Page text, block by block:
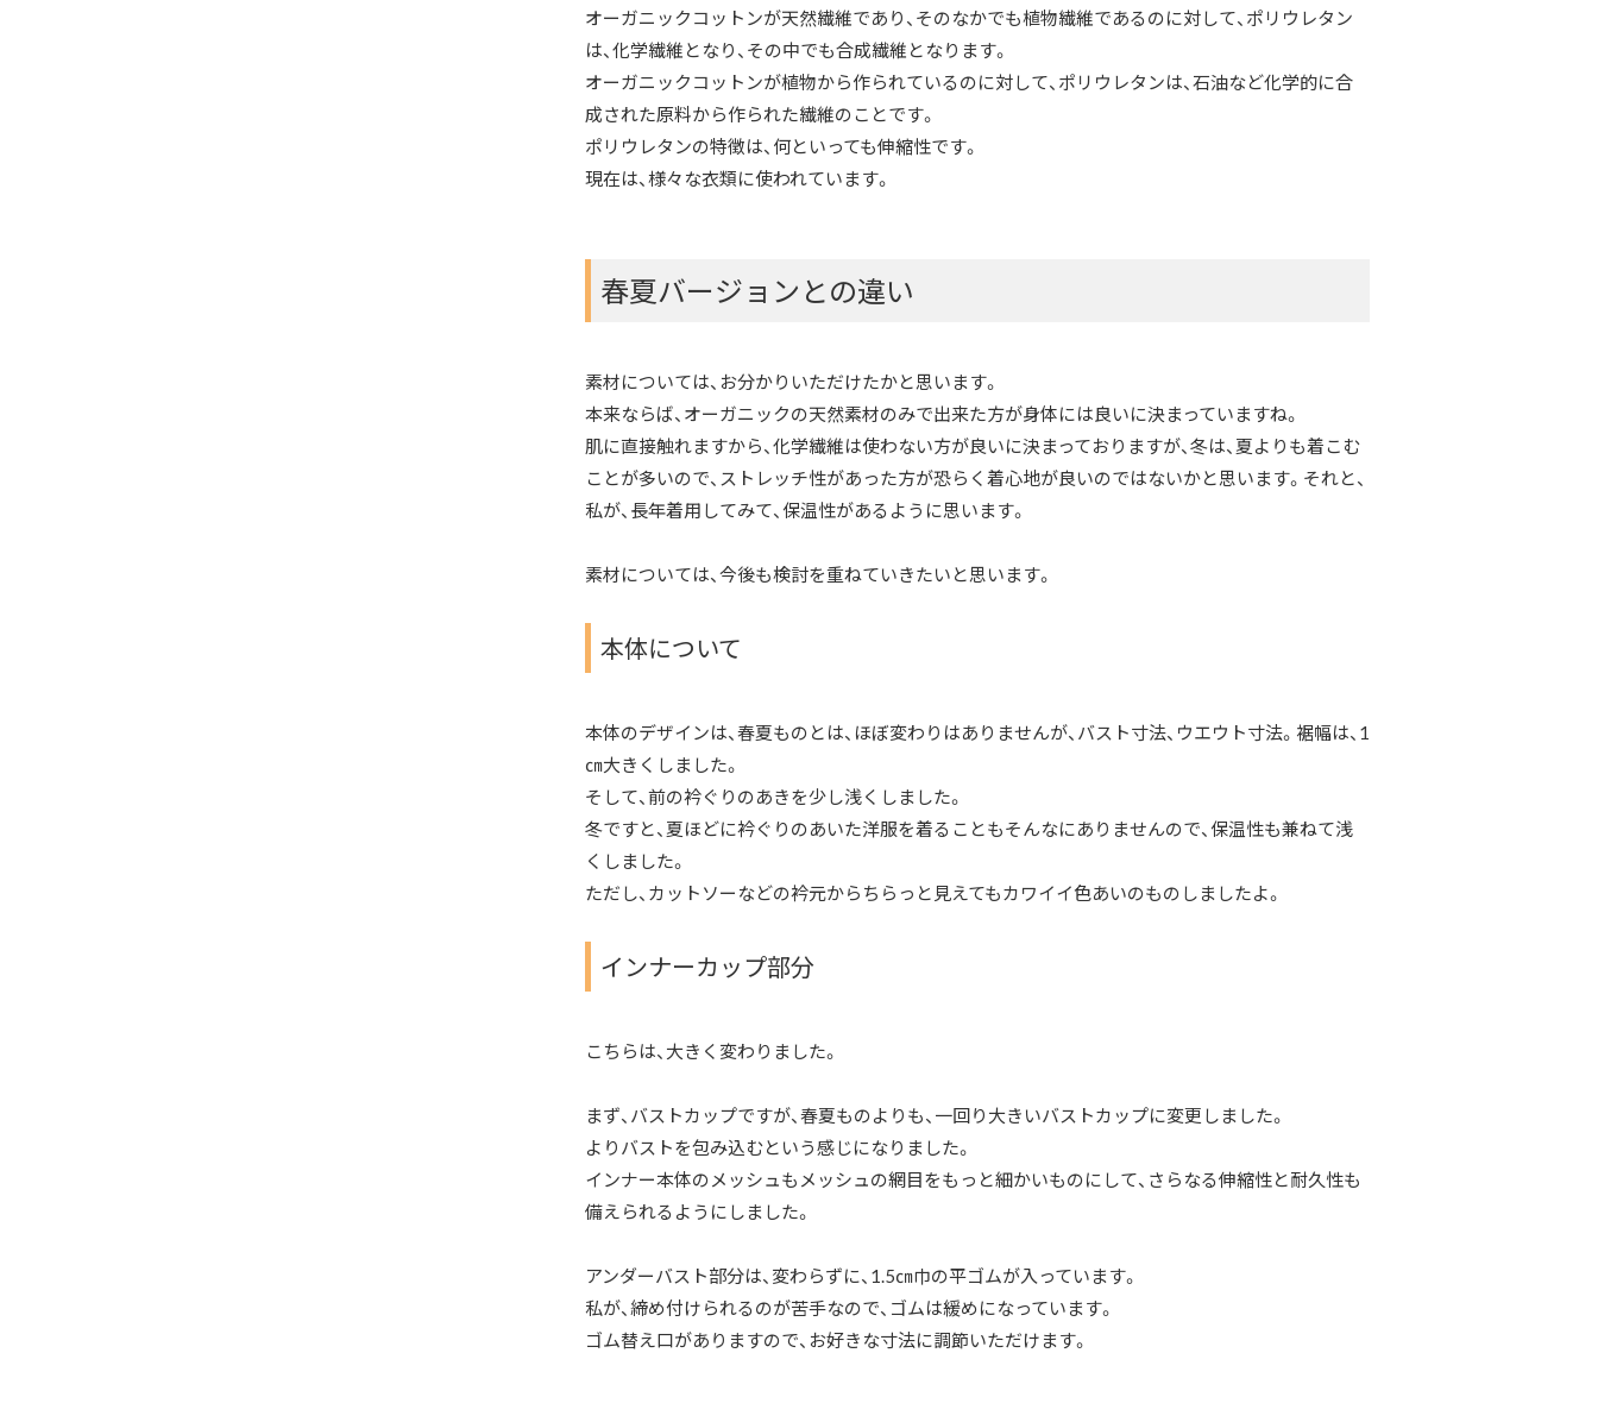
オーガニックコットンが天然繊維であり、そのなかでも植物繊維であるのに対して、ポリウレタン
は、化学繊維となり、その中でも合成繊維となります。
オーガニックコットンが植物から作られているのに対して、ポリウレタンは、石油など化学的に合
成された原料から作られた繊維のことです。
ポリウレタンの特徴は、何といっても伸縮性です。
現在は、様々な衣類に使われています。
春夏バージョンとの違い
素材については、お分かりいただけたかと思います。
本来ならば、オーガニックの天然素材のみで出来た方が身体には良いに決まっていますね。
肌に直接触れますから、化学繊維は使わない方が良いに決まっておりますが、冬は、夏よりも着こむ
ことが多いので、ストレッチ性があった方が恐らく着心地が良いのではないかと思います。それと、
私が、長年着用してみて、保温性があるように思います。
素材については、今後も検討を重ねていきたいと思います。
本体について
本体のデザインは、春夏ものとは、ほぼ変わりはありませんが、バスト寸法、ウエウト寸法。裾幅は、1
㎝大きくしました。
そして、前の衿ぐりのあきを少し浅くしました。
冬ですと、夏ほどに衿ぐりのあいた洋服を着ることもそんなにありませんので、保温性も兼ねて浅
くしました。
ただし、カットソーなどの衿元からちらっと見えてもカワイイ色あいのものしましたよ。
インナーカップ部分
こちらは、大きく変わりました。
まず、バストカップですが、春夏ものよりも、一回り大きいバストカップに変更しました。
よりバストを包み込むという感じになりました。
インナー本体のメッシュもメッシュの網目をもっと細かいものにして、さらなる伸縮性と耐久性も
備えられるようにしました。
アンダーバスト部分は、変わらずに、1.5㎝巾の平ゴムが入っています。
私が、締め付けられるのが苦手なので、ゴムは緩めになっています。
ゴム替え口がありますので、お好きな寸法に調節いただけます。